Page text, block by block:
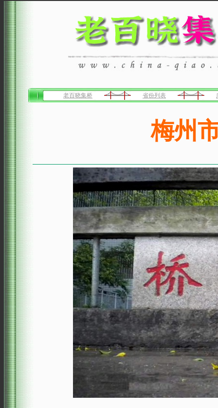
老百晓集桥 省份列表
梅州